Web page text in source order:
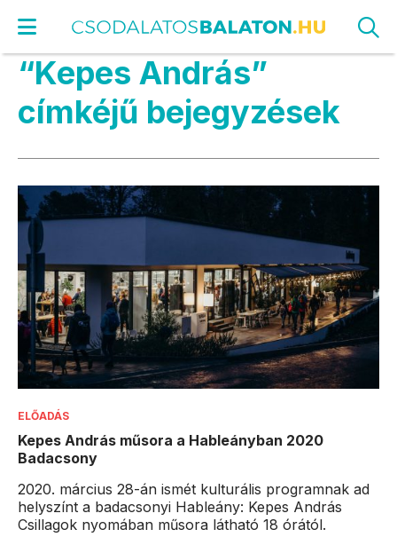
“Kepes András”
címkéjű bejegyzések
ELŐADÁS
Kepes András műsora a Hableányban 2020
Badacsony
2020. március 28-án ismét kulturális programnak ad
helyszínt a badacsonyi Hableány: Kepes András
Csillagok nyomában műsora látható 18 órától.